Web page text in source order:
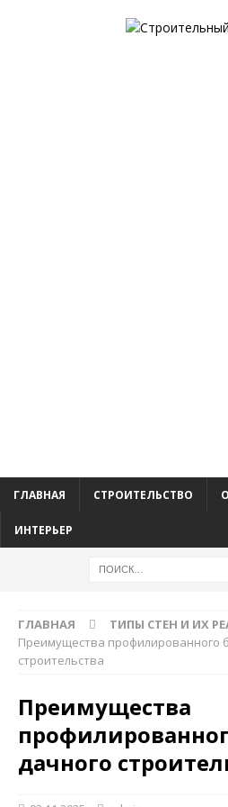
ГЛАВНАЯ СТРОИТЕЛЬСТВО
ИНТЕРЬЕР
ГЛАВНАЯ
ТИПЫ СТЕН И ИХ
Преимущества профилированного
строительства
Преимущества
дачного